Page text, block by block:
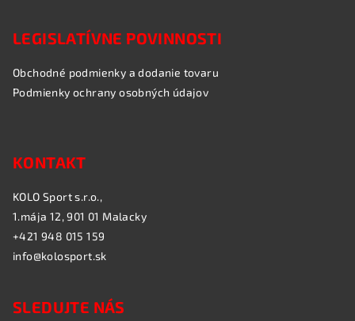
LEGISLATÍVNE POVINNOSTI
Obchodné podmienky a dodanie tovaru
Podmienky ochrany osobných údajov
KONTAKT
KOLO Sport s.r.o.,
1.mája 12, 901 01 Malacky
+421 948 015 159
info@kolosport.sk
SLEDUJTE NÁS